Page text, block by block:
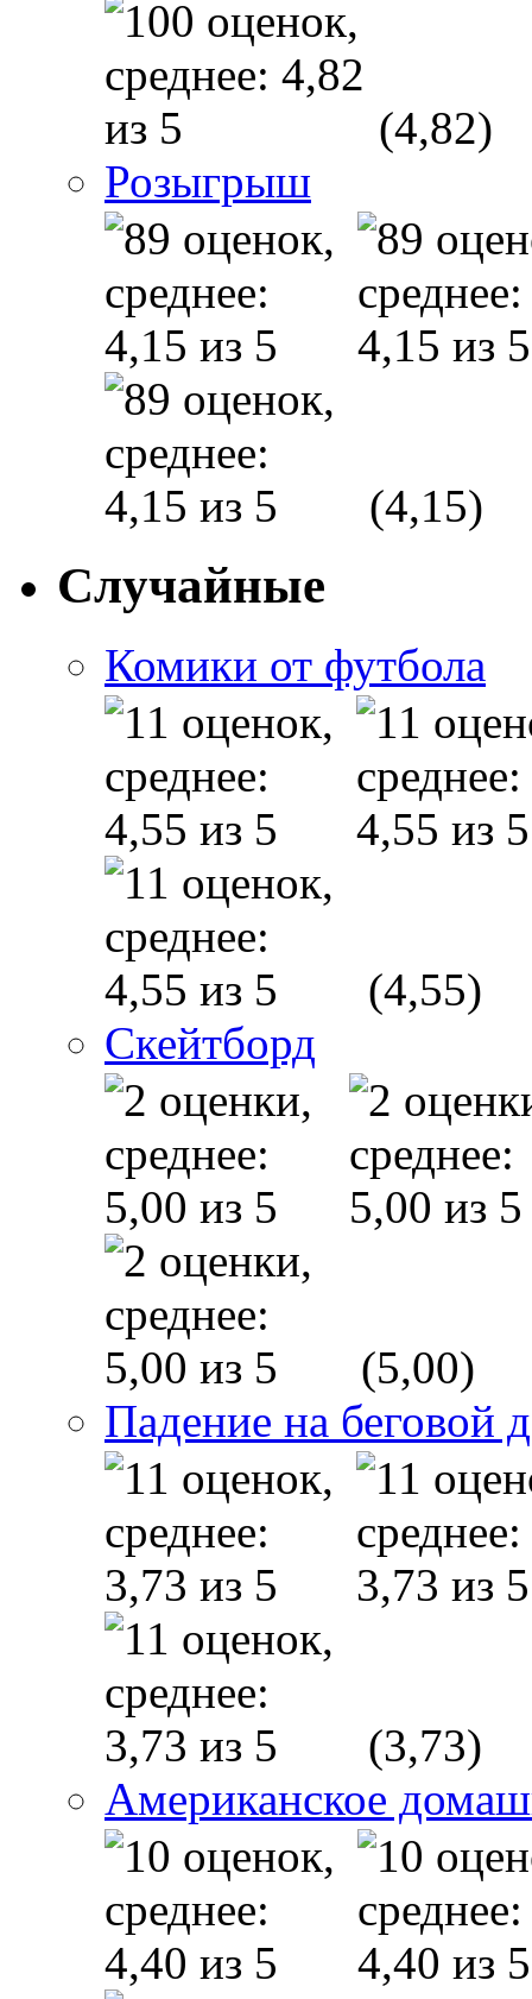
(4,82)
Розыгрыш
(4,15)
Случайные
Комики от футбола
(4,55)
Скейтборд
(5,00)
Падение на беговой
(3,73)
Американское